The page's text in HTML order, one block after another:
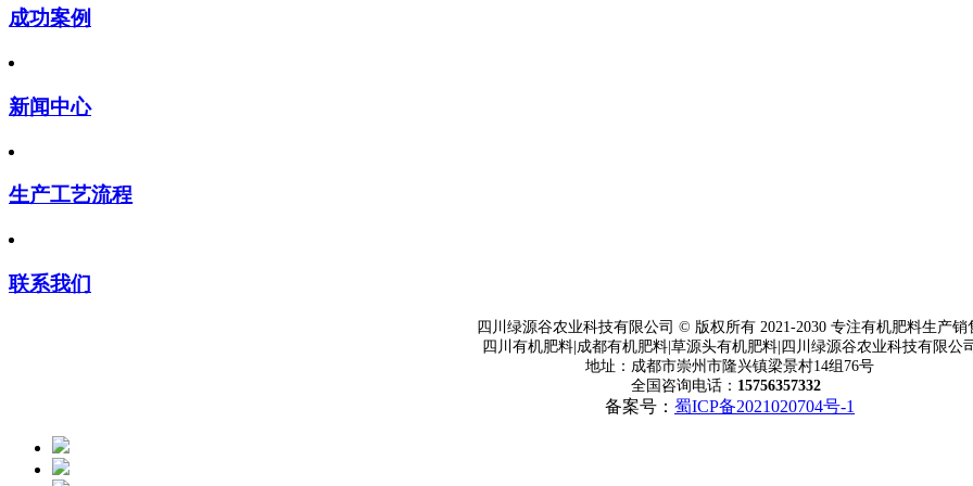
成功案例
新闻中心
生产工艺流程
联系我们
四川绿源谷农业科技有限公司 © 版权所有 2021-2030 专注有机肥料生产销
四川有机肥料|成都有机肥料|草源头有机肥料|四川绿源谷农业科技有限公
地址：成都市崇州市隆兴镇梁景村14组76号
全国咨询电话： 15756357332
备案号： 蜀ICP备2021020704号-1